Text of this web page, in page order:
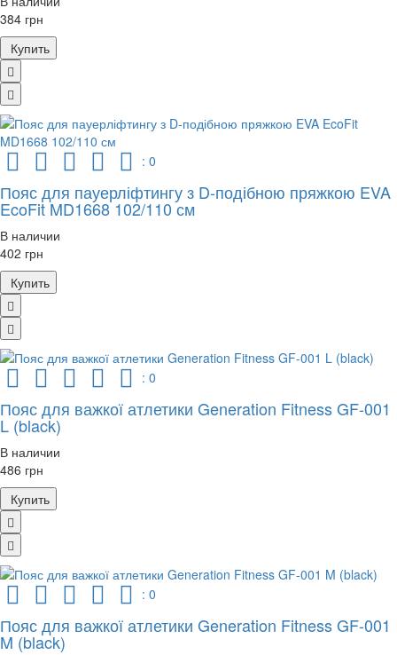
384 грн
Купить
: 0
Пояс для пауерліфтингу з D-подібною пряжкою EVA
EcoFit MD1668 102/110 см
В наличии
402 грн
Купить
: 0
Пояс для важкої атлетики Generation Fitness GF-001
L (black)
В наличии
486 грн
Купить
: 0
Пояс для важкої атлетики Generation Fitness GF-001
M (black)